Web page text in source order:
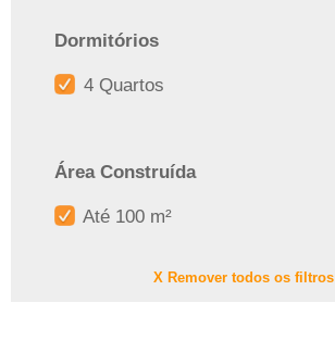
Dormitórios
4 Quartos
Área Construída
Até 100 m²
X Remover todos os filtros